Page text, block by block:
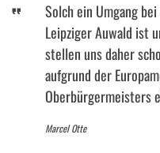
Solch ein Umgang
Leipziger Auwald ist
stellen uns daher
aufgrund der
Oberbürgermeisters
Marcel Otte